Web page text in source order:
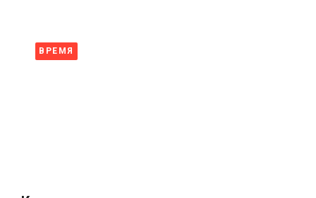
ВРЕМЯ